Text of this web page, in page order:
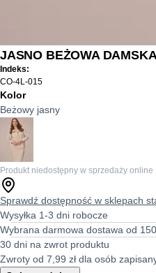
JASNO BEŻOWA
Indeks:
CO-4L-015
Kolor
Beżowy jasny
Produkt niedostępny w sprzedaży online
Sprawdź dostępność w sklepach
Wysyłka 1-3 dni robocze
Wybrana darmowa dostawa od 150
30 dni na zwrot produktu
Zwroty od 7,99 zł dla osób